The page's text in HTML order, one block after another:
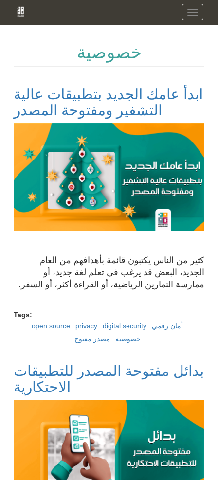
main
Toggle
navigation
خصوصية
ابدأ عامك الجديد بتطبيقات عالية
التشفير ومفتوحة المصدر
كثير من الناس يكتبون قائمة بأهدافهم من العام
الجديد، البعض قد يرغب في تعلم لغة جديد، أو
ممارسة التمارين الرياضية، أو القراءة أكثر، أو السفر.
Tags
open source
privacy digital security
أمان رقمي
مصدر مفتوح
خصوصية
بدائل مفتوحة المصدر للتطبيقات
الاحتكارية